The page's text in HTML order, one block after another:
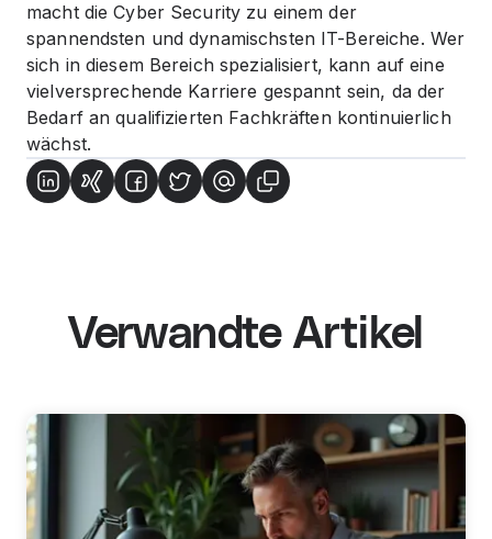
macht die Cyber Security zu einem der
spannendsten und dynamischsten IT-Bereiche. Wer
sich in diesem Bereich spezialisiert, kann auf eine
vielversprechende Karriere gespannt sein, da der
Bedarf an qualifizierten Fachkräften kontinuierlich
wächst.
Verwandte Artikel